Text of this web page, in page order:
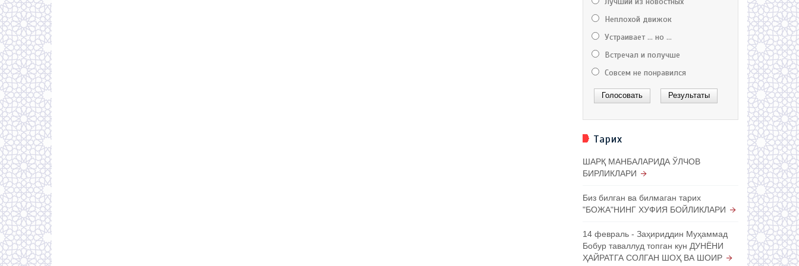
Неплохой движок
Устраивает ... но ...
Встречал и получше
Совсем не понравился
Тарих
ШАРҚ МАНБАЛАРИДА ЎЛЧОВ
БИРЛИКЛАРИ
Биз билган ва билмаган тарих
"БОЖА"НИНГ ХУФИЯ БОЙЛИКЛАРИ
14 февраль - Заҳириддин Муҳаммад
Бобур таваллуд топган кун ДУНЁНИ
ҲАЙРАТГА СОЛГАН ШОҲ ВА ШОИР